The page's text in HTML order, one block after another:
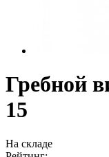
Гребной
15
На складе